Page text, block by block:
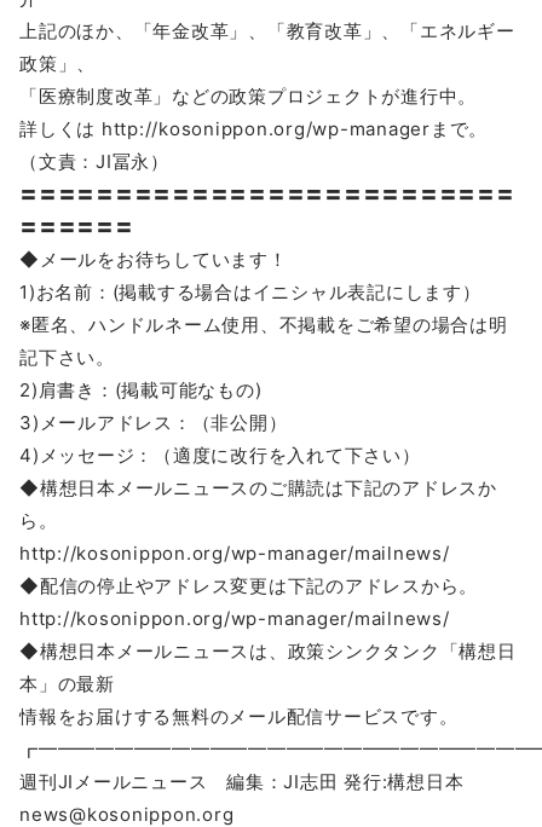
上記のほか、「年金改革」、「教育改革」、「エネルギー
政策」、
「医療制度改革」などの政策プロジェクトが進行中。
詳しくは http://kosonippon.org/wp-managerまで。
（文責：JI冨永）
〓〓〓〓〓〓〓〓〓〓〓〓〓〓〓〓〓〓〓〓〓〓〓〓〓〓
〓〓〓〓〓〓
◆メールをお待ちしています！
1)お名前：(掲載する場合はイニシャル表記にします）
※匿名、ハンドルネーム使用、不掲載をご希望の場合は明
記下さい。
2)肩書き：(掲載可能なもの)
3)メールアドレス：（非公開）
4)メッセージ：（適度に改行を入れて下さい）
◆構想日本メールニュースのご購読は下記のアドレスか
ら。
http://kosonippon.org/wp-manager/mailnews/
◆配信の停止やアドレス変更は下記のアドレスから。
http://kosonippon.org/wp-manager/mailnews/
◆構想日本メールニュースは、政策シンクタンク「構想日
本」の最新
情報をお届けする無料のメール配信サービスです。
週刊JIメールニュース 編集：JI志田 発行:構想日本
news@kosonippon.org